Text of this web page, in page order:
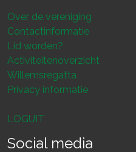
Over de vereniging
Contactinformatie
Lid worden?
Activiteitenoverzicht
Willemsregatta
Privacy informatie
LOGUIT
Social media